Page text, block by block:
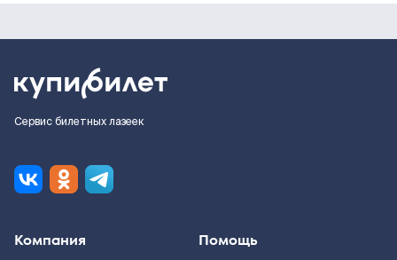
Сервис билетных лазеек
Компания Помощь